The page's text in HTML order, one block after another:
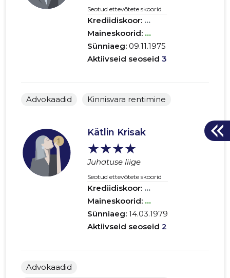
Seotud ettevõtete skoorid
Krediidiskoor: ...
Maineskoorid: ...
Sünniaeg:09.11.1975
Aktiivseid seoseid 3
Advokaadid Kinnisvara rentimine
Kätlin Krisak
★★★★
Juhatuse liige
Seotud ettevõtete skoorid
Krediidiskoor: ...
Maineskoorid: ...
Sünniaeg:14.03.1979
Aktiivseid seoseid 2
Advokaadid